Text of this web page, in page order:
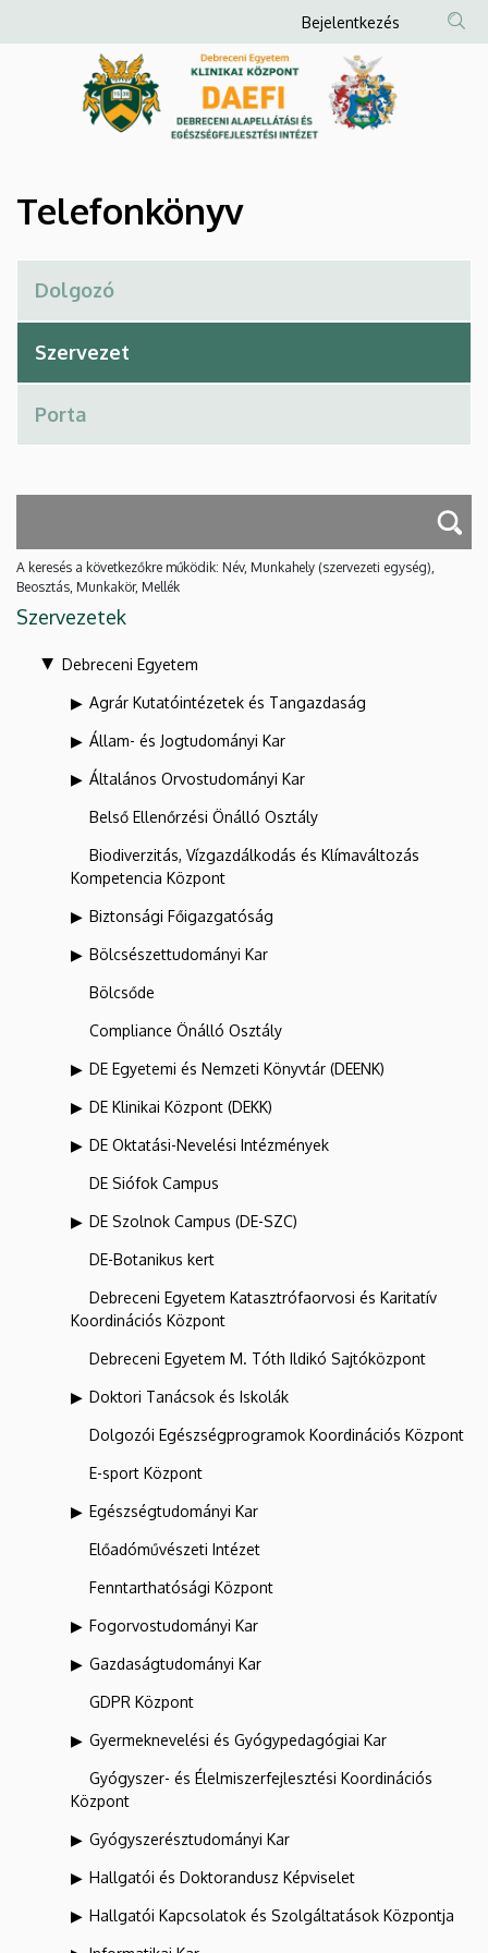
Debreceni
és
Egészségfejlesztési
Intézet
a
Anonim
Felhasználói
fiók
menüje
Bejelentkezés
Telefonkönyv
A keresés a következőkre működik: Név, Munkahely (szervezeti egység),
Beosztás, Munkakör, Mellék
Szervezetek
Debreceni Egyetem
Agrár Kutatóintézetek és Tangazdaság
Állam- és Jogtudományi Kar
Általános Orvostudományi Kar
Belső Ellenőrzési Önálló Osztály
Biodiverzitás, Vízgazdálkodás és Klímaváltozás
Kompetencia Központ
Biztonsági Főigazgatóság
Bölcsészettudományi Kar
Bölcsőde
Compliance Önálló Osztály
DE Egyetemi és Nemzeti Könyvtár (DEENK)
DE Klinikai Központ (DEKK)
DE Oktatási-Nevelési Intézmények
DE Siófok Campus
DE Szolnok Campus (DE-SZC)
DE-Botanikus kert
Debreceni Egyetem Katasztrófaorvosi és Karitatív
Koordinációs Központ
Debreceni Egyetem M. Tóth Ildikó Sajtóközpont
Doktori Tanácsok és Iskolák
Dolgozói Egészségprogramok Koordinációs Központ
E-sport Központ
Egészségtudományi Kar
Előadóművészeti Intézet
Fenntarthatósági Központ
Fogorvostudományi Kar
Gazdaságtudományi Kar
GDPR Központ
Gyermeknevelési és Gyógypedagógiai Kar
Gyógyszer- és Élelmiszerfejlesztési Koordinációs
Központ
Gyógyszerésztudományi Kar
Hallgatói és Doktorandusz Képviselet
Hallgatói Kapcsolatok és Szolgáltatások Központja